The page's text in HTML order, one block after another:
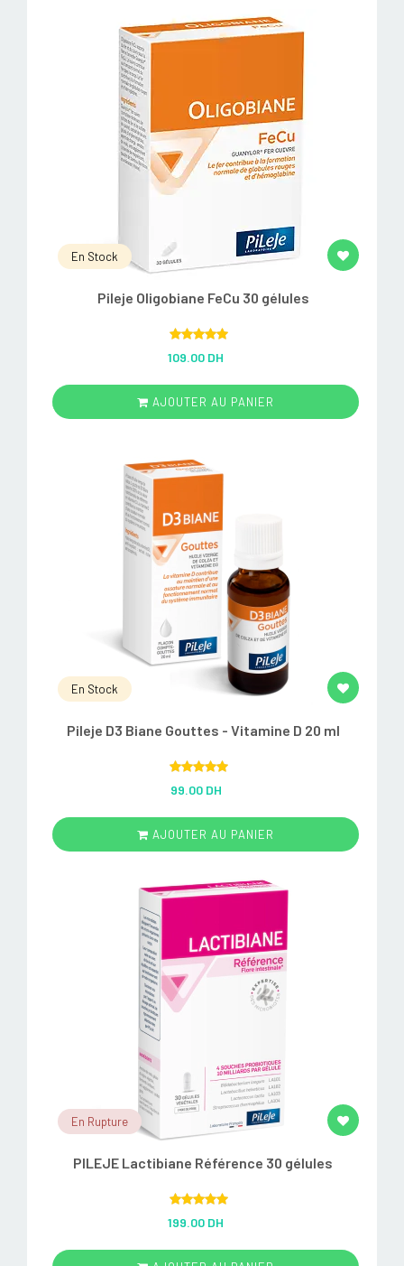
En Stock
Pileje Oligobiane FeCu 30 gélules
out of 5
109.00 DH
AJOUTER AU PANIER
En Stock
Pileje D3 Biane Gouttes - Vitamine D 20 ml
out of 5
99.00 DH
AJOUTER AU PANIER
En Rupture
PILEJE Lactibiane Référence 30 gélules
out of 5
199.00 DH